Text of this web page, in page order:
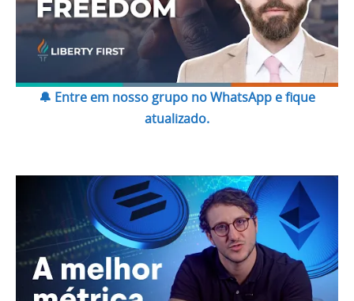
🔔 Entre em nosso grupo no WhatsApp e fique
atualizado.